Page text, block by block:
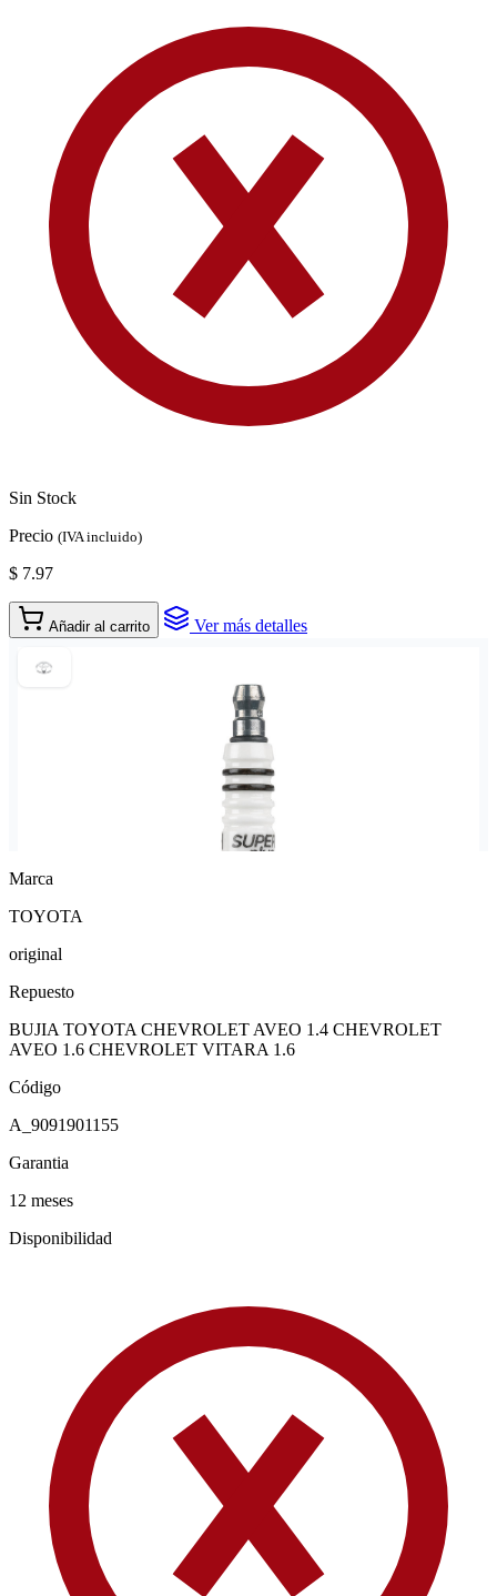
Sin Stock
Precio (IVA incluido)
$ 7.97
Añadir al carrito Ver más detalles
Marca
TOYOTA
original
Repuesto
BUJIA TOYOTA CHEVROLET AVEO 1.4 CHEVROLET
AVEO 1.6 CHEVROLET VITARA 1.6
Código
A_9091901155
Garantia
12 meses
Disponibilidad